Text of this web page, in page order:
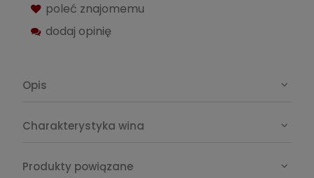
poleć znajomemu
dodaj opinię
Opis
Charakterystyka wina
Produkty powiązane